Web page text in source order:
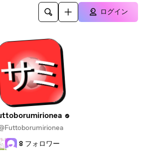
ップ
ログイン
8 フォロワー